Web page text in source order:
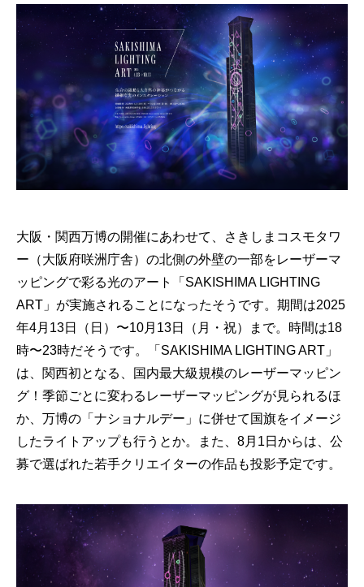
大阪・関西万博の開催にあわせて、さきしまコスモタワ
ー（大阪府咲洲庁舎）の北側の外壁の一部をレーザーマ
ッピングで彩る光のアート「SAKISHIMA LIGHTING
ART」が実施されることになったそうです。期間は2025
年4月13日（日）〜10月13日（月・祝）まで。時間は18
時〜23時だそうです。「SAKISHIMA LIGHTING ART」
は、関西初となる、国内最大級規模のレーザーマッピン
グ！季節ごとに変わるレーザーマッピングが見られるほ
か、万博の「ナショナルデー」に併せて国旗をイメージ
したライトアップも行うとか。
また、8月1日からは、公
募で選ばれた若手クリエイターの作品も投影予定です。